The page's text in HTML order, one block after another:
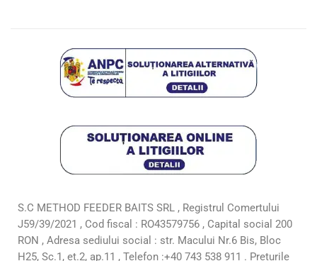
S.C METHOD FEEDER BAITS SRL , Registrul Comertului
J59/39/2021 , Cod fiscal : RO43579756 , Capital social 200
RON , Adresa sediului social : str. Macului Nr.6 Bis, Bloc
H25, Sc.1, et.2, ap.11 , Telefon :+40 743 538 911 . Preturile